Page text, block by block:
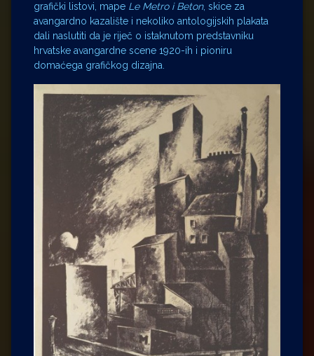
grafički listovi, mape Le Metro i Beton, skice za
avangardno kazalište i nekoliko antologijskih plakata
dali naslutiti da je riječ o istaknutom predstavniku
hrvatske avangardne scene 1920-ih i pioniru
domaćega grafičkog dizajna.